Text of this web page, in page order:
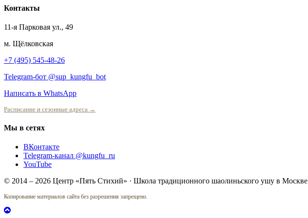
Контакты
11-я Парковая ул., 49
м. Щёлковская
+7 (495) 545-48-26
Telegram-бот @sup_kungfu_bot
Написать в WhatsApp
Расписание и сезонные адреса →
Мы в сетях
ВКонтакте
Telegram-канал @kungfu_ru
YouTube
© 2014 – 2026 Центр «Пять Стихий» · Школа традиционного шаолиньского ушу в Москве
Копирование материалов сайта без разрешения запрещено.